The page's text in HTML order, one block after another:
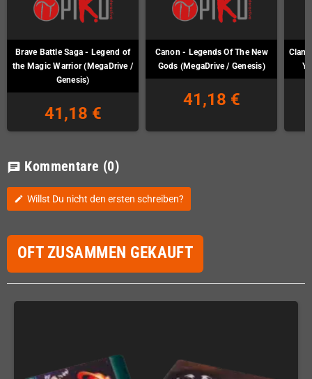
Brave Battle Saga - Legend of
the Magic Warrior (MegaDrive /
Genesis)
41,18 €
Canon - Legends Of The New
Gods (MegaDrive / Genesis)
41,18 €
Clan
chat Kommentare (0)
edit Willst Du nicht den ersten schreiben?
OFT ZUSAMMEN GEKAUFT